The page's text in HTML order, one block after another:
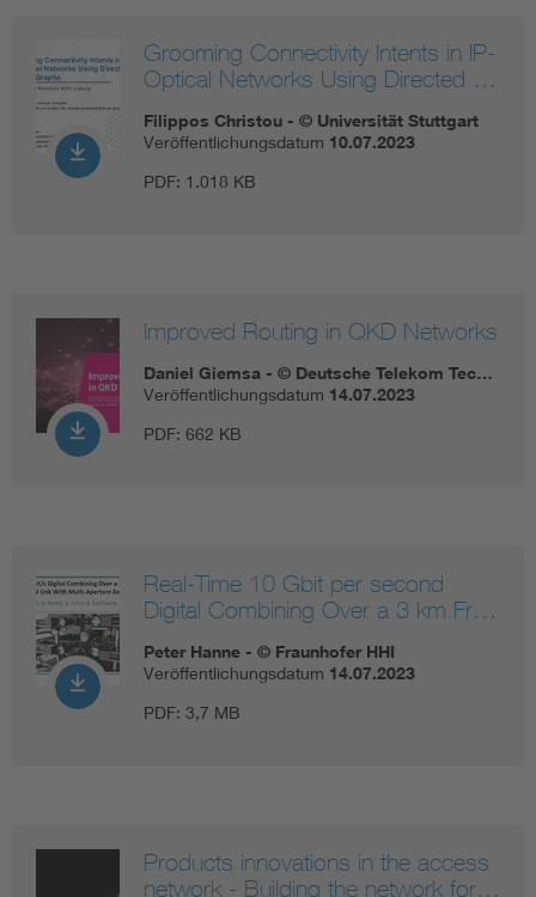
Grooming Connectivity Intents in IP-
Optical Networks Using Directed …
Filippos Christou - © Universität Stuttgart
Veröffentlichungsdatum 10.07.2023
PDF: 1.018 KB
Improved Routing in QKD Networks
Daniel Giemsa - © Deutsche Telekom Tec…
Veröffentlichungsdatum 14.07.2023
PDF: 662 KB
Real-Time 10 Gbit per second
Digital Combining Over a 3 km Fr…
Peter Hanne - © Fraunhofer HHI
Veröffentlichungsdatum 14.07.2023
PDF: 3,7 MB
Products innovations in the access
network - Building the network for…